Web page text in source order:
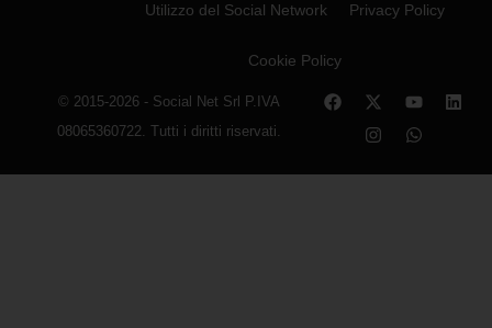
Utilizzo del Social Network Privacy Policy
Cookie Policy
© 2015-2026 - Social Net Srl P.IVA
08065360722. Tutti i diritti riservati.